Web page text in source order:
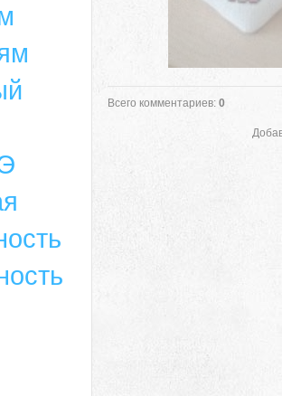
Всего комментариев: 0